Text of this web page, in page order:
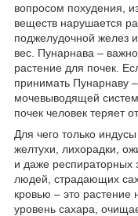
вопросом похудения,
веществ нарушается
поджелудочной желез
вес. Пунарнава –
растение для почек.
принимать Пунарнаву
мочевыводящей
почек человек теряет
Для чего только
желтухи, лихорадки,
и даже респираторных
людей, страдающих
кровью – это
уровень сахара,